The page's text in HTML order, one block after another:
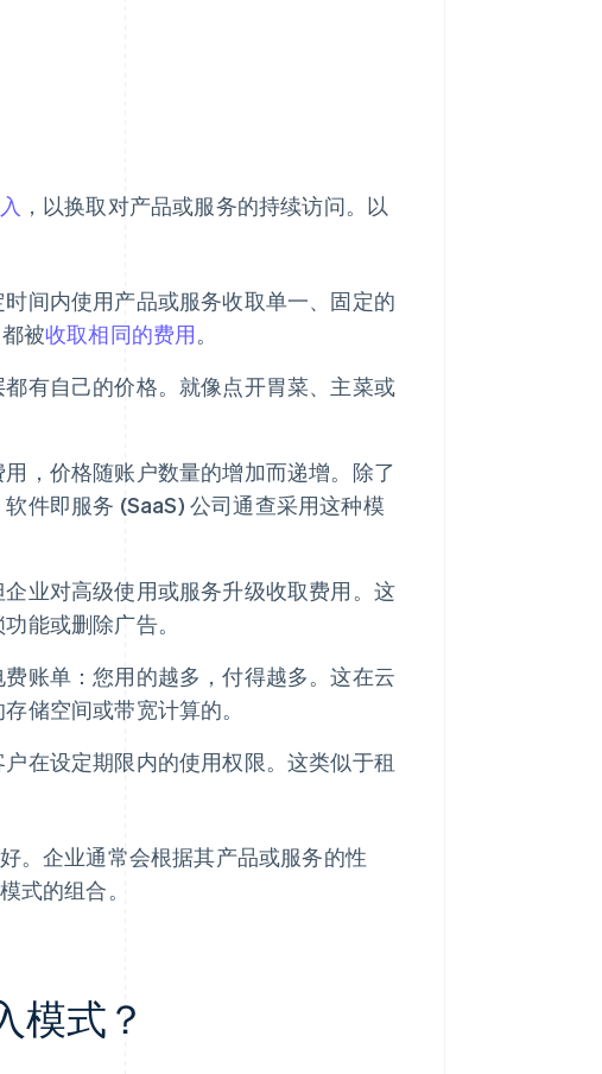
，以换取对产品或服务的持续访问。以
间内使用产品或服务收取单一、固定的
被收取相同的费用。
都有自己的价格。就像点开胃菜、主菜或
，价格随账户数量的增加而递增。除了
件即服务 (SaaS) 公司通查采用这种模
业对高级使用或服务升级收取费用。这
能或删除广告。
账单：您用的越多，付得越多。这在云
储空间或带宽计算的。
在设定期限内的使用权限。这类似于租
。企业通常会根据其产品或服务的性
式的组合。
模式？